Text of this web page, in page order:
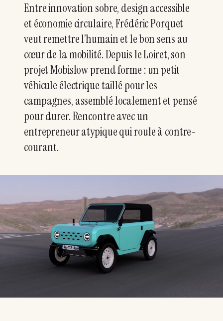
Entre innovation sobre, design accessible
et économie circulaire, Frédéric Porquet
veut remettre l’humain et le bon sens au
cœur de la mobilité. Depuis le Loiret, son
projet Mobislow prend forme : un petit
véhicule électrique taillé pour les
campagnes, assemblé localement et pensé
pour durer. Rencontre avec un
entrepreneur atypique qui roule à contre-
courant.